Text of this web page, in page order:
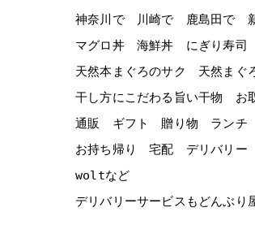
神奈川で 川崎で 鹿島田で
マグロ丼 海鮮丼 にぎり寿司
天然本まぐろのサク 天然まぐ
干し方にこだわる旨い干物 お
通販 ギフト 贈り物 ランチ
お持ち帰り 宅配 デリバリ
woltなど
デリバリーサービスもどんぶ